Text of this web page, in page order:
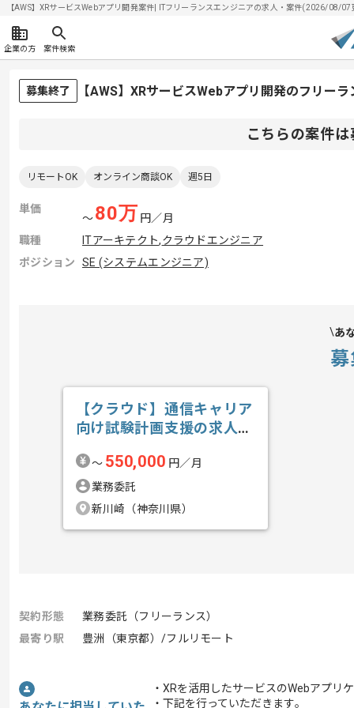
【AWS】XRサービスWebアプリ開発案件| ITフリーランスエンジニアの求人・案件(2026/08/07
企業の方 案件検索
募集終了 【AWS】XRサービスWebアプリ開発のフリー
こちらの案件
リモートOK オンライン商談OK 週5日
単価
〜80万 円／月
職種
ITアーキテクト,クラウドエンジニア
ポジション
SE (システムエンジニア)
あ
【クラウド】通信キャリア
向け試験計画支援の求人・
〜 550,000 円／月
業務委託
新川崎（神奈川県）
契約形態
業務委託（フリーランス）
最寄り駅
豊洲（東京都）/フルリモート
・XRを活用したサービスのWebアプリ
・下記を行っていただきます｡